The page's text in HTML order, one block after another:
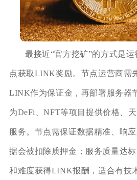
最接近“官方挖矿”的方式是
点获取LINK奖励。节点运营商需
LINK作为保证金，再部署服务器
为DeFi、NFT等项目提供价格、
服务。节点需保证数据精准、响
据会被扣除质押金；服务质量达
和难度获得LINK报酬，适合有技